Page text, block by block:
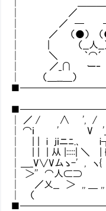
│ ／ ＼
│ ／ ─ ─
│ ／ （●） （●
│ | （__
│ ＼ ｀
│ ／_∩ ー‐ ＼
│ （＿__＿
│ ／ / ∧ ', / ', i
│ ⌒ｉ ' V '＿
│ | | i jｉニﾆ
│ | | | 从 |:::::| ＼ |
│ ＿_V∨V厶ゝ-' ,
│ ＞'' ⌒人
│ ／乂__ ＞ ,, ＿
│ （ ∨